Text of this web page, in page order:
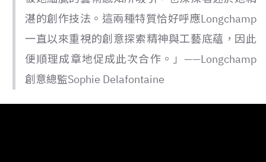
湛的創作技法。這兩種特質恰好呼應Longchamp
一直以來重視的創意探索精神與工藝底蘊，因此
便順理成章地促成此次合作。」——Longchamp
創意總監Sophie Delafontaine